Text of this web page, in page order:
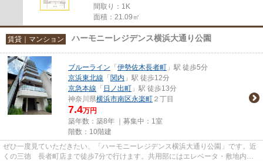
間取り：1K
面積：21.09㎡
賃貸｜マンション ハーモニーレジデンス横浜大通り公園
ブルーライン 「 伊勢佐木長者町 」駅 徒歩5分
京浜東北線 「 関内 」駅 徒歩12分
京急本線 「 日ノ出町 」駅 徒歩13分
神奈川県横浜市南区永楽町 ２丁目
7.4万円
築年数：築8年 ｜募集中： 1室
階数：10階建
ぜひ一度見ていただきたい、「ハーモニーレジデンス横浜大通り公園」です。近
くの三徳 長者町店まで徒歩7分で行けます。共用部にはエレベータ・敷地内ご